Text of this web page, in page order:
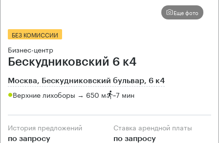
Еще фото
БЕЗ КОМИССИИ
Бизнес-центр
Бескудниковский 6 к4
Москва, Бескудниковский бульвар, 6 к4
Верхние лихоборы → 650 м ~7 мин
История предложений
по запросу
Ставка арендной платы
по запросу